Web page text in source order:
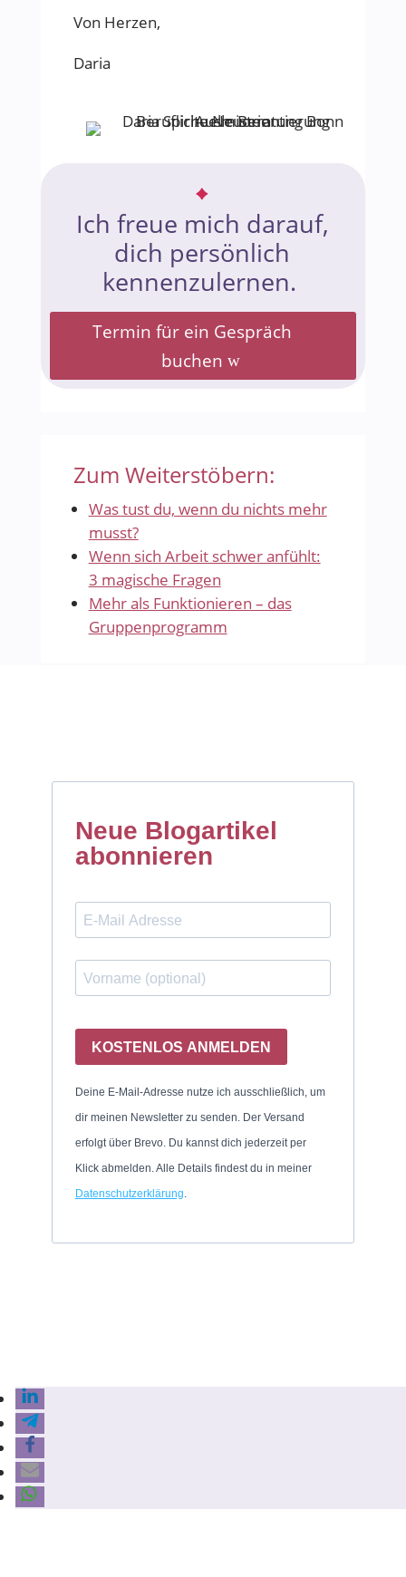
Von Herzen,
Daria
Ich freue mich darauf,
dich persönlich
kennenzulernen.
Termin für ein Gespräch
buchen
Zum Weiterstöbern:
Was tust du, wenn du nichts mehr
musst?
Wenn sich Arbeit schwer anfühlt:
3 magische Fragen
Mehr als Funktionieren – das
Gruppenprogramm
Neue Blogartikel
abonnieren
KOSTENLOS ANMELDEN
Deine E-Mail-Adresse nutze ich ausschließlich, um
dir meinen Newsletter zu senden. Der Versand
erfolgt über Brevo. Du kannst dich jederzeit per
Klick abmelden. Alle Details findest du in meiner
Datenschutzerklärung.